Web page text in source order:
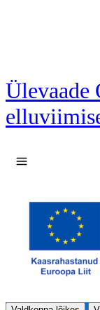
Ülevaade
Ava menüü